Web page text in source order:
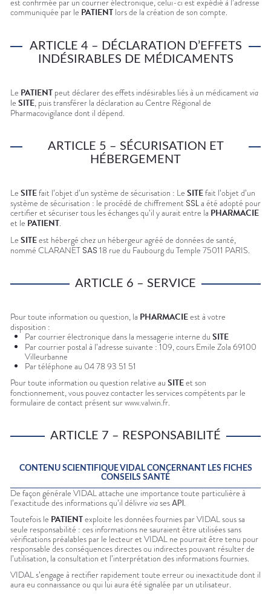
est confirmée par un courrier électronique, celui-ci est expédié à l’adresse
communiquée par le PATIENT lors de la création de son compte.
ARTICLE 4 – DÉCLARATION D’EFFETS
INDÉSIRABLES DE MÉDICAMENTS
Le PATIENT peut déclarer des effets indésirables liés à un médicament via
le SITE, puis transférer la déclaration au Centre Régional de
Pharmacovigilance dont il dépend.
ARTICLE 5 – SÉCURISATION ET
HÉBERGEMENT
Le SITEfait l’objet d’un système de sécurisation : Le SITEfait l’objet d’un
système de sécurisation : le procédé de chiffrement SSLa été adopté pour
certifier et sécuriser tous les échanges qu’il y aurait entre la PHARMACIE
et le PATIENT.
Le SITEest hébergé chez un hébergeur agréé de données de santé,
nommé CLARANET SAS 18 rue du Faubourg du Temple 75011 PARIS.
ARTICLE 6 – SERVICE
Pour toute information ou question, la PHARMACIEest à votre
disposition :
Par courrier électronique dans la messagerie interne du SITE
Par courrier postal à l’adresse suivante : 109, cours Emile Zola 69100
Villeurbanne
Par téléphone au 04 78 93 51 51
Pour toute information ou question relative au SITEet son
fonctionnement, vous pouvez contacter les services compétents par le
formulaire de contact présent surwww.valwin.fr.
ARTICLE 7 – RESPONSABILITÉ
CONTENU SCIENTIFIQUEVIDALCONCERNANT LES FICHES
CONSEILS SANTÉ
De façon générale VIDALattache une importance toute particulière à
l’exactitude des informations qu’il délivre viasesAPI.
Toutefois le PATIENTexploite les données fournies parVIDALsous sa
seule responsabilité : ces informations ne sauraient être utilisées sans
vérifications préalables par le lecteur et VIDAL ne pourrait être tenu pour
responsable des conséquences directes ou indirectes pouvant résulter de
l’utilisation, la consultation et l’interprétation des informations fournies.
VIDALs’engage à rectifier rapidement toute erreur ou inexactitude dont il
aura eu connaissance ou qui lui aura été signalée par un utilisateur.